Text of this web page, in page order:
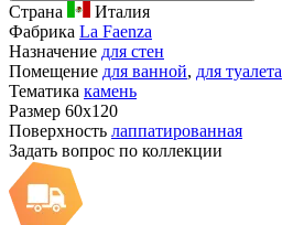
Страна
Италия
Фабрика La Faenza
Назначение для стен
Помещение для ванной, для туалета
Тематика камень
Размер 60x120
Поверхность лаппатированная
Задать вопрос по коллекции